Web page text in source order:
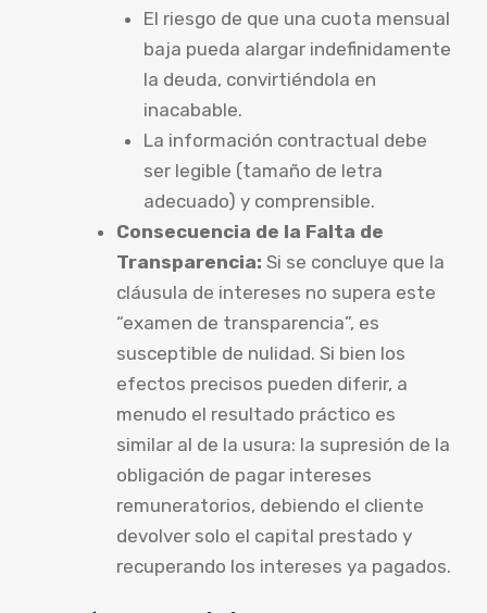
El riesgo de que una cuota mensual
baja pueda alargar indefinidamente
la deuda, convirtiéndola en
inacabable.
La información contractual debe
ser legible (tamaño de letra
adecuado) y comprensible.
Consecuencia de la Falta de
Transparencia: Si se concluye que la
cláusula de intereses no supera este
“examen de transparencia”, es
susceptible de nulidad. Si bien los
efectos precisos pueden diferir, a
menudo el resultado práctico es
similar al de la usura: la supresión de la
obligación de pagar intereses
remuneratorios, debiendo el cliente
devolver solo el capital prestado y
recuperando los intereses ya pagados.